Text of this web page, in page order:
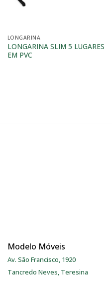
LONGARINA
LONGARINA SLIM 5 LUGARES
EM PVC
Modelo Móveis
Av. São Francisco, 1920
Tancredo Neves, Teresina